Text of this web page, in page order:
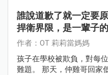
誰說道歉了就一定要
捍衛界限，是一輩子
作者：OT 莉莉當媽媽
孩子在學校被欺負，對每
難題。 那天，仲雞哥回家